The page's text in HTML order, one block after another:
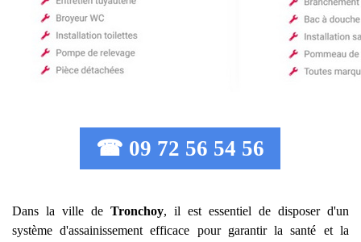
☎ 09 72 56 54 56
Dans la ville de Tronchoy, il est essentiel de disposer d'un
système d'assainissement efficace pour garantir la santé et la